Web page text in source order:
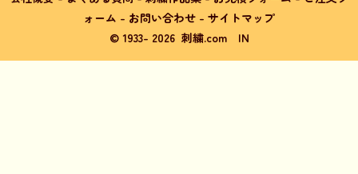
ォーム - お問い合わせ - サイトマップ
© 1933- 2026 刺繍.com IN